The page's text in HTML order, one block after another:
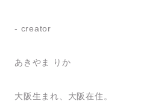
- creator
あきやま りか
大阪生まれ、大阪在住。